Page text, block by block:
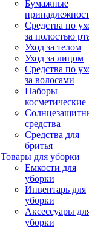
Бумажные
Средства по
за полостью
Уход за телом
Уход за лицом
Средства по
за волосами
Наборы
косметические
средства
Средства для
бритья
Товары для уборки
Емкости для
уборки
Инвентарь для
уборки
Аксессуары
уборки